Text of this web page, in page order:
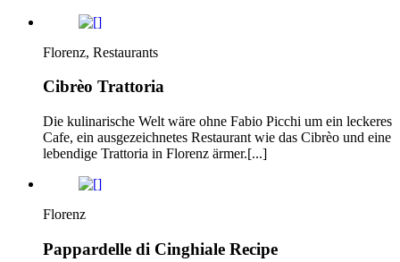
Florenz, Restaurants
Cibrèo Trattoria
Die kulinarische Welt wäre ohne Fabio Picchi um ein leckeres
Cafe, ein ausgezeichnetes Restaurant wie das Cibrèo und eine
lebendige Trattoria in Florenz ärmer.[...]
Florenz
Pappardelle di Cinghiale Recipe